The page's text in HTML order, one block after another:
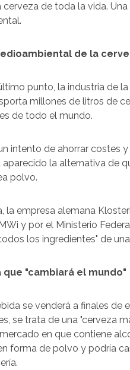
cerveza de toda la vida.
de la
punto, la industria de
millones de litros de
de todo el mundo.
intento de ahorrar costes
aparecido la alternativa de
polvo.
la empresa alemana
y por el Ministerio
los ingredientes" de
que "cambiará el mundo"
se venderá a finales
se trata de una "cerveza
en que contiene
forma de polvo y podría